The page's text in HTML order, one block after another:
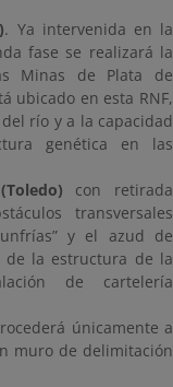
. Ya intervenida en la
fase se realizará la
Minas de Plata de
ubicado en esta RNF,
río y a la capacidad
genética en las
con retirada
transversales
y el azud de
de la estructura de la
de cartelería
únicamente a
muro de delimitación